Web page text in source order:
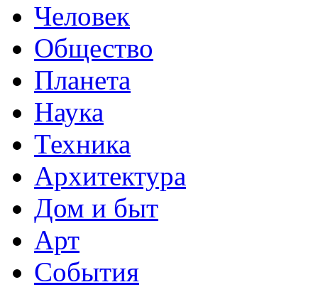
Человек
Общество
Планета
Наука
Техника
Архитектура
Дом и быт
Арт
События